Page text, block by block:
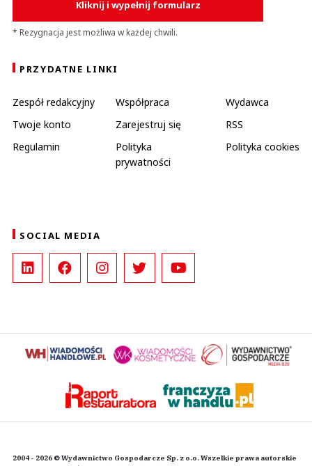
Kliknij i wypełnij formularz
* Rezygnacja jest możliwa w każdej chwili.
PRZYDATNE LINKI
Zespół redakcyjny Współpraca
Wydawca
Twoje konto
Zarejestruj się
RSS
Regulamin
Polityka
prywatności
Polityka cookies
SOCIAL MEDIA
2004 - 2026 © Wydawnictwo Gospodarcze Sp. z o.o. Wszelkie prawa autorskie